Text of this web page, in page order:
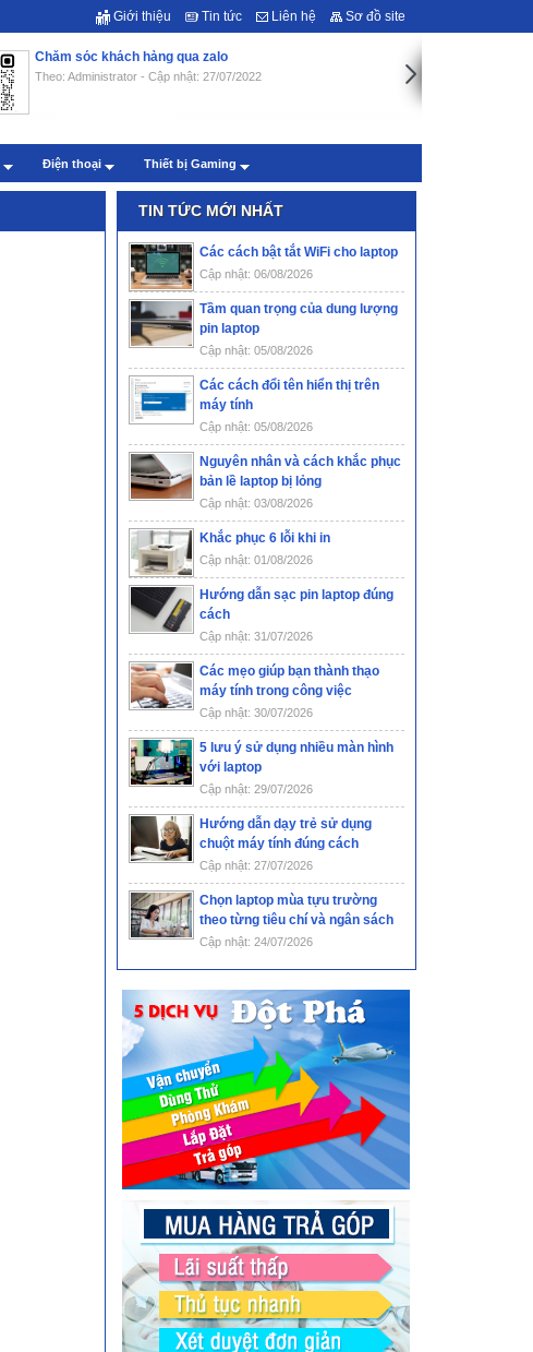
Giới thiệu Tin tức Liên hệ Sơ đồ site
Chăm sóc khách hàng qua zalo
Theo: Administrator - Cập nhật: 27/07/2022
Điện thoại Thiết bị Gaming
TIN TỨC MỚI NHẤT
Các cách bật tắt WiFi cho laptop
Cập nhật: 06/08/2026
Tầm quan trọng của dung lượng
pin laptop
Cập nhật: 05/08/2026
Các cách đổi tên hiển thị trên
máy tính
Cập nhật: 05/08/2026
Nguyên nhân và cách khắc phục
bản lề laptop bị lỏng
Cập nhật: 03/08/2026
Khắc phục 6 lỗi khi in
Cập nhật: 01/08/2026
Hướng dẫn sạc pin laptop đúng
cách
Cập nhật: 31/07/2026
Các mẹo giúp bạn thành thạo
máy tính trong công việc
Cập nhật: 30/07/2026
5 lưu ý sử dụng nhiều màn hình
với laptop
Cập nhật: 29/07/2026
Hướng dẫn dạy trẻ sử dụng
chuột máy tính đúng cách
Cập nhật: 27/07/2026
Chọn laptop mùa tựu trường
theo từng tiêu chí và ngân sách
Cập nhật: 24/07/2026